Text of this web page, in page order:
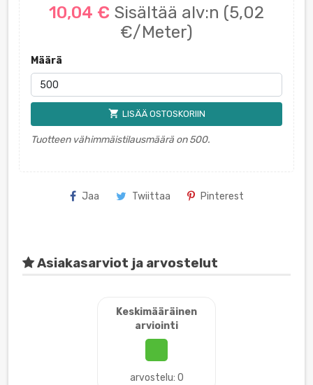
10,04 € Sisältää alv:n (5,02
€/Meter)
Määrä
shopping_cart LISÄÄ OSTOSKORIIN
Tuotteen vähimmäistilausmäärä on 500.
Jaa Twiittaa Pinterest
Asiakasarviot ja arvostelut
Keskimääräinen
arviointi
arvostelu: 0